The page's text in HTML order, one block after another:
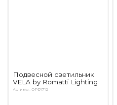
Подвесной светильник
VELA by Romatti Lighting
Артикул: OPD1712